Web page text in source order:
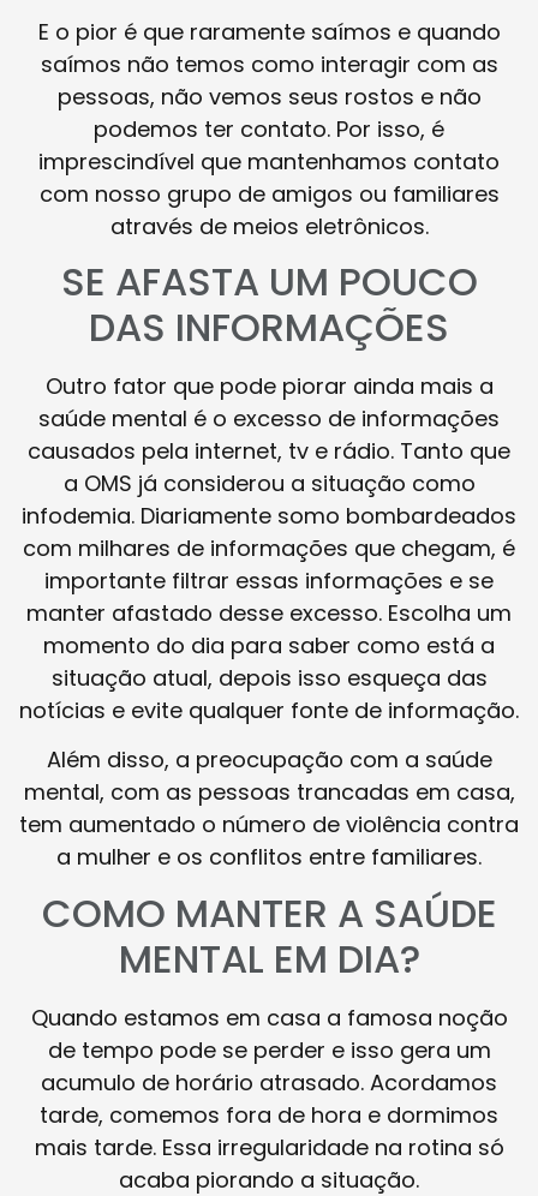
E o pior é que raramente saímos e quando
saímos não temos como interagir com as
pessoas, não vemos seus rostos e não
podemos ter contato. Por isso, é
imprescindível que mantenhamos contato
com nosso grupo de amigos ou familiares
através de meios eletrônicos.
SE AFASTA UM POUCO
DAS INFORMAÇÕES
Outro fator que pode piorar ainda mais a
saúde mental é o excesso de informações
causados pela internet, tv e rádio. Tanto que
a OMS já considerou a situação como
infodemia. Diariamente somo bombardeados
com milhares de informações que chegam, é
importante filtrar essas informações e se
manter afastado desse excesso. Escolha um
momento do dia para saber como está a
situação atual, depois isso esqueça das
notícias e evite qualquer fonte de informação.
Além disso, a preocupação com a saúde
mental, com as pessoas trancadas em casa,
tem aumentado o número de violência contra
a mulher e os conflitos entre familiares.
COMO MANTER A SAÚDE
MENTAL EM DIA?
Quando estamos em casa a famosa noção
de tempo pode se perder e isso gera um
acumulo de horário atrasado. Acordamos
tarde, comemos fora de hora e dormimos
mais tarde. Essa irregularidade na rotina só
acaba piorando a situação.